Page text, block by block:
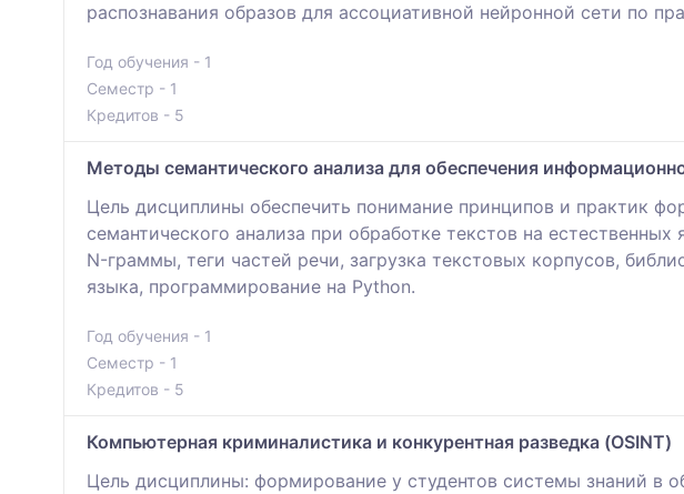
распознавания образов для ассоциативной нейронной сети по
Год обучения - 1
Семестр - 1
Кредитов - 5
Методы семантического анализа для обеспечения
Цель дисциплины обеспечить понимание принципов и практик
семантического анализа при обработке текстов на
N-граммы, теги частей речи, загрузка текстовых корпусов,
языка, программирование на Python.
Год обучения - 1
Семестр - 1
Кредитов - 5
Компьютерная криминалистика и конкурентная разведка (OSINT)
Цель дисциплины: формирование у студентов системы знаний в